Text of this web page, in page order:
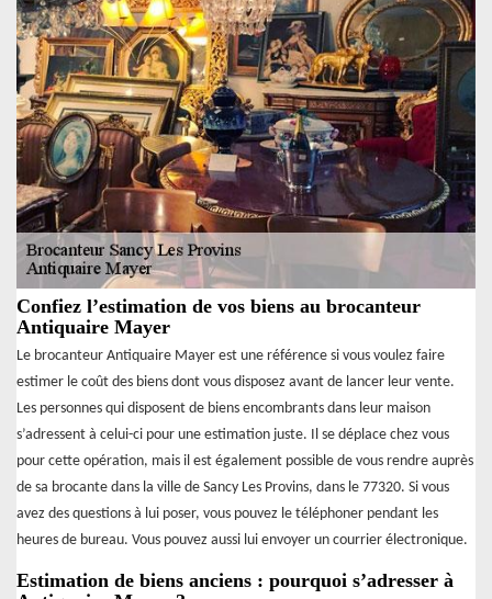
Confiez l’estimation de vos biens au brocanteur
Antiquaire Mayer
Le brocanteur Antiquaire Mayer est une référence si vous voulez faire
estimer le coût des biens dont vous disposez avant de lancer leur vente.
Les personnes qui disposent de biens encombrants dans leur maison
s’adressent à celui-ci pour une estimation juste. Il se déplace chez vous
pour cette opération, mais il est également possible de vous rendre auprès
de sa brocante dans la ville de Sancy Les Provins, dans le 77320. Si vous
avez des questions à lui poser, vous pouvez le téléphoner pendant les
heures de bureau. Vous pouvez aussi lui envoyer un courrier électronique.
Estimation de biens anciens : pourquoi s’adresser à